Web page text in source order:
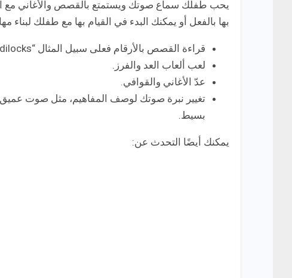
يحب طفلك سماع صوتك ويستمتع بالقصص والأغاني مع
بها بالفعل أو يمكنك البدء في القيام بها مع طفلك لبناء
قراءة القصص بالأرقام فعلى سبيل المثال “Goldilocks والدببة الثلاثة”.
لعب ألعاب العد والفرز.
عدّ الأغاني والقوافي.
تغيير نبرة صوتك لوصف المفاهيم، مثل صوت
بسيط.
يمكنك أيضًا التحدث عن: